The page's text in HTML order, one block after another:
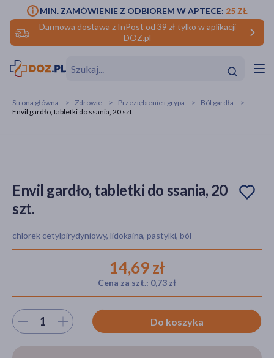
Darmowa dostawa z InPost od 39 zł tylko w aplikacji
DOZ.pl
MIN. ZAMÓWIENIE Z ODBIOREM W APTECE: 25 ZŁ
Hit
Strona główna Zdrowie Przeziębienie i grypa
Ból gardła
Envil gardło, tabletki do ssania, 20 szt.
Envil gardło, tabletki do ssania, 20
szt.
chlorek cetylpirydyniowy, lidokaina, pastylki, ból
14,69 zł
Cena za szt.: 0,73 zł
Wybierz ilość Do koszyka